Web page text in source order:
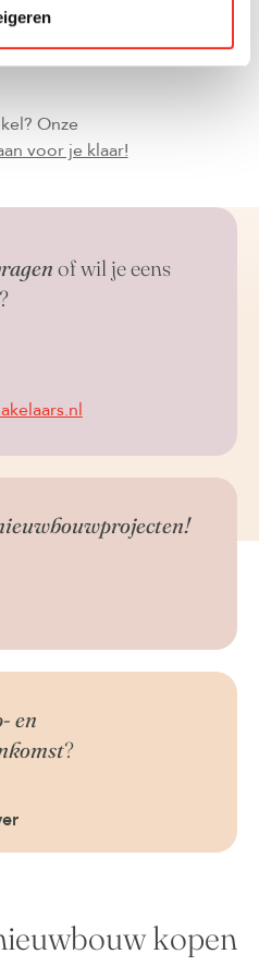
Denk hierbij aan een
en opslag.
Onze
voor je klaar!
of wil je eens
?
en
?
kopen